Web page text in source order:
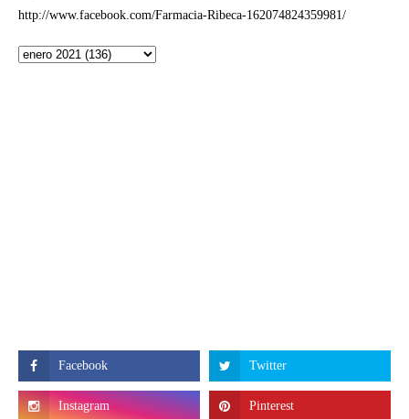
http://www.facebook.com/Farmacia-Ribeca-162074824359981/